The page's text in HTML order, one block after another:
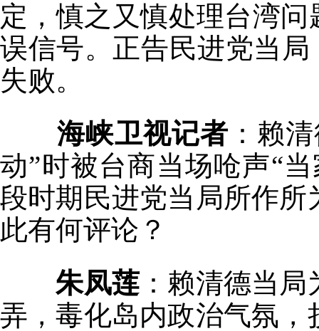
定，慎之又慎处理台湾
误信号。正告民进党当局
失败。
海峡卫视记者 ：赖
动”时被台商当场呛声“
段时期民进党当局所作
此有何评论？
朱凤莲：赖清德当局
弄，毒化岛内政治气氛